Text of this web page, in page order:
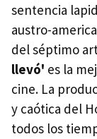
sentencia
austro-
del séptimo
llevó' es la
cine. La
y caótica del
todos los